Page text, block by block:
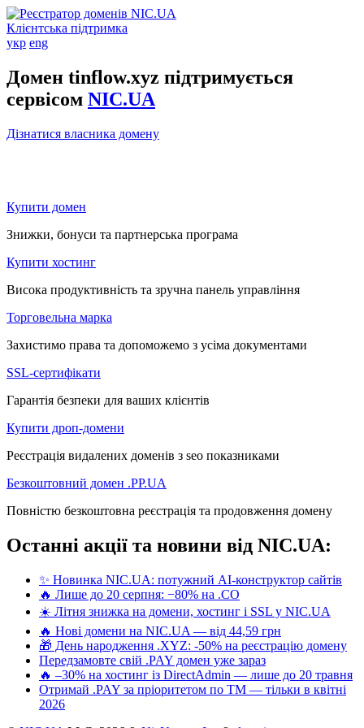
Клієнтська підтримка
укр eng
Домен tinflow.xyz підтримується
сервісом NIC.UA
Дізнатися власника домену
Купити домен
Знижки, бонуси та партнерська програма
Купити хостинг
Висока продуктивність та зручна панель управління
Торговельна марка
Захистимо права та допоможемо з усіма документами
SSL-сертифікати
Гарантія безпеки для ваших клієнтів
Купити дроп-домени
Реєстрація видалених доменів з seo показниками
Безкоштовний домен .PP.UA
Повністю безкоштовна реєстрація та продовження домену
Останні акції та новини від NIC.UA:
✨ Новинка NIC.UA: потужний AI-конструктор сайтів
🔥 Лише до 20 серпня: −80% на .CO
☀️ Літня знижка на домени, хостинг і SSL у NIC.UA
🔥 Нові домени на NIC.UA — від 44,59 грн
🎁 День народження .XYZ: -50% на реєстрацію домену
Передзамовте свій .PAY домен уже зараз
🔥 –30% на хостинг із DirectAdmin — лише до 20 травня
Отримай .PAY за пріоритетом по ТМ — тільки в квітні
2026